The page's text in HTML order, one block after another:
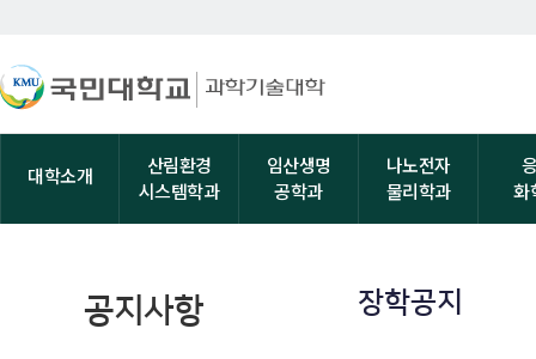
대학소개
산림환경
시스템학과
임산생명
공학과
나노전자
물리학과
화
공지사항 장학공지